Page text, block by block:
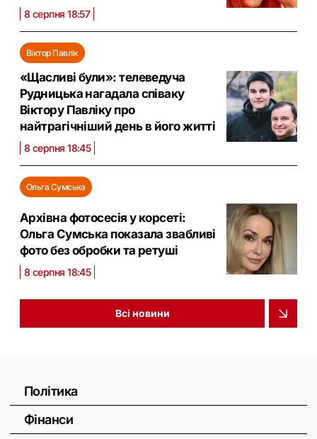
8 серпня 18:57
Віктор Павлік
«Щасливі були»: телеведуча
Рудницька нагадала співаку
Віктору Павліку про
найтрагічніший день в його житті
8 серпня 18:45
Ольга Сумська
Архівна фотосесія у корсеті:
Ольга Сумська показала звабливі
фото без обробки та ретуші
8 серпня 18:45
Всі новини
Політика
Фінанси